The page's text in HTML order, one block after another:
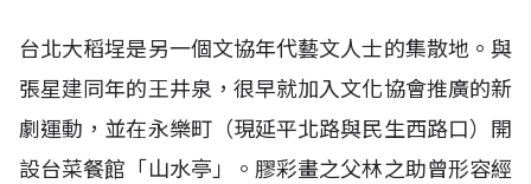
台北大稻埕是另一個文協年代藝文人士的集散地。與
張星建同年的王井泉，很早就加入文化協會推廣的新
劇運動，並在永樂町（現延平北路與民生西路口）開
設台菜餐館「山水亭」。膠彩畫之父林之助曾形容經